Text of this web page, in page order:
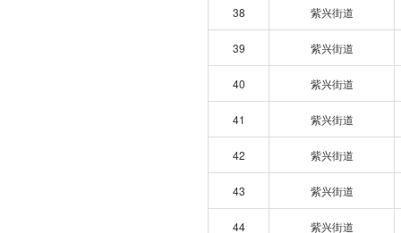
38 紫兴街道
39 紫兴街道
40 紫兴街道
41 紫兴街道
42 紫兴街道
43 紫兴街道
44 紫兴街道